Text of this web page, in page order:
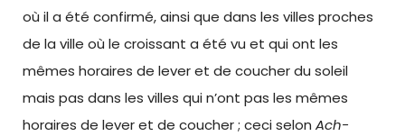
où il a été confirmé, ainsi que dans les villes proches
de la ville où le croissant a été vu et qui ont les
mêmes horaires de lever et de coucher du soleil
mais pas dans les villes qui n’ont pas les mêmes
horaires de lever et de coucher ; ceci selon Ach-